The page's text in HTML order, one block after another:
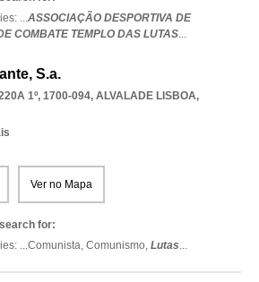
...ASSOCIAÇÃO DESPORTIVA DE
COMBATE TEMPLO DAS LUTAS...
S.a.
1º, 1700-094, ALVALADE LISBOA,
Ver no Mapa
for:
...Comunista, Comunismo, Lutas...